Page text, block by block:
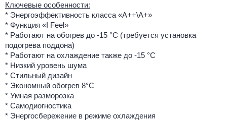
Ключевые особенности:
* Энергоэффективность класса «А++\A+»
* Функция «I Feel»
* Работают на обогрев до -15 °С (требуется установка
подогрева поддона)
* Работают на охлаждение также до -15 °С
* Низкий уровень шума
* Стильный дизайн
* Экономный обогрев 8°С
* Умная разморозка
* Самодиогностика
* Энергосбережение в режиме охлаждения